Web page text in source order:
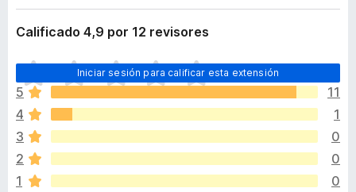
Calificado 4,9 por 12 revisores
Iniciar sesión para calificar esta extensión
T
o
d
a
v
a
n
5
11
4
1
3
0
2
0
1
0